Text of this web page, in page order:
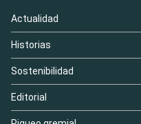
Actualidad
Historias
Sostenibilidad
Editorial